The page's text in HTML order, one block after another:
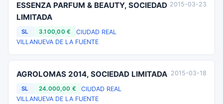
ESSENZA PARFUM & BEAUTY, SOCIEDAD
LIMITADA
SL 3.100,00 €
CIUDAD REAL
VILLANUEVA DE LA FUENTE
2015-03-23
AGROLOMAS 2014, SOCIEDAD LIMITADA
SL 24.000,00 €
CIUDAD REAL
VILLANUEVA DE LA FUENTE
2015-03-18